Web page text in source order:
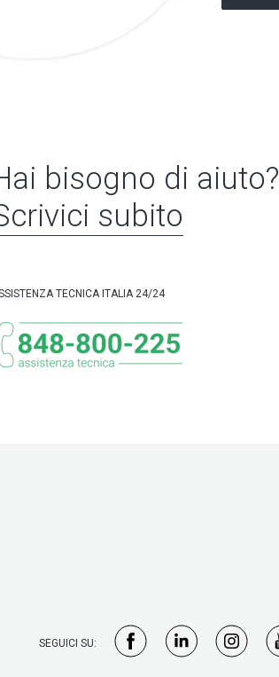
bisogno di aiuto?
subito
TECNICA ITALIA 24/24
SEGUICI SU: